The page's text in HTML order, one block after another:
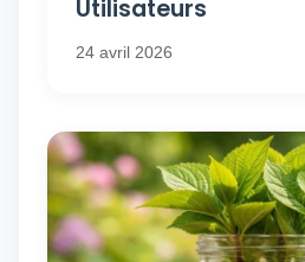
Utilisateurs
24 avril 2026